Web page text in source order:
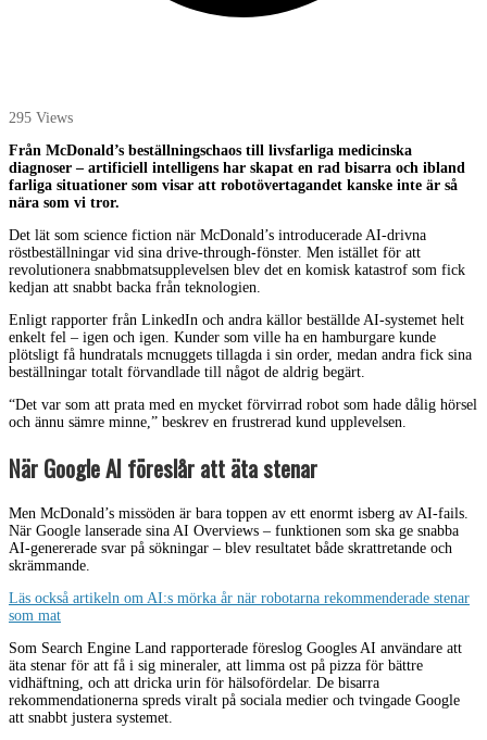
295 Views
Från McDonald’s beställningschaos till livsfarliga medicinska
diagnoser – artificiell intelligens har skapat en rad bisarra och ibland
farliga situationer som visar att robotövertagandet kanske inte är så
nära som vi tror.
Det lät som science fiction när McDonald’s introducerade AI-drivna
röstbeställningar vid sina drive-through-fönster. Men istället för att
revolutionera snabbmatsupplevelsen blev det en komisk katastrof som fick
kedjan att snabbt backa från teknologien.
Enligt rapporter från LinkedIn och andra källor beställde AI-systemet helt
enkelt fel – igen och igen. Kunder som ville ha en hamburgare kunde
plötsligt få hundratals mcnuggets tillagda i sin order, medan andra fick sina
beställningar totalt förvandlade till något de aldrig begärt.
“Det var som att prata med en mycket förvirrad robot som hade dålig hörsel
och ännu sämre minne,” beskrev en frustrerad kund upplevelsen.
När Google AI föreslår att äta stenar
Men McDonald’s missöden är bara toppen av ett enormt isberg av AI-fails.
När Google lanserade sina AI Overviews – funktionen som ska ge snabba
AI-genererade svar på sökningar – blev resultatet både skrattretande och
skrämmande.
Läs också artikeln om AI:s mörka år när robotarna rekommenderade stenar
som mat
Som Search Engine Land rapporterade föreslog Googles AI användare att
äta stenar för att få i sig mineraler, att limma ost på pizza för bättre
vidhäftning, och att dricka urin för hälsofördelar. De bisarra
rekommendationerna spreds viralt på sociala medier och tvingade Google
att snabbt justera systemet.